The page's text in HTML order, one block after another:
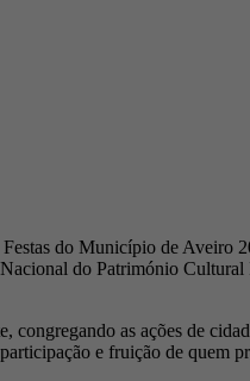
do Município de Aveiro
do Património
congregando as ações de
e fruição de quem